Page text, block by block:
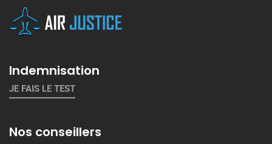
Indemnisation
JE FAIS LE TEST
Nos conseillers